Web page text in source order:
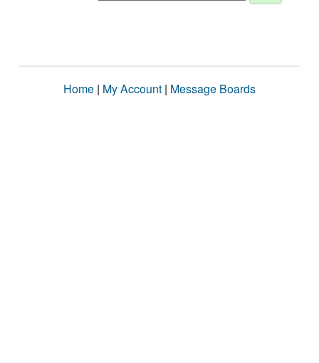
Home | My Account | Message Boards